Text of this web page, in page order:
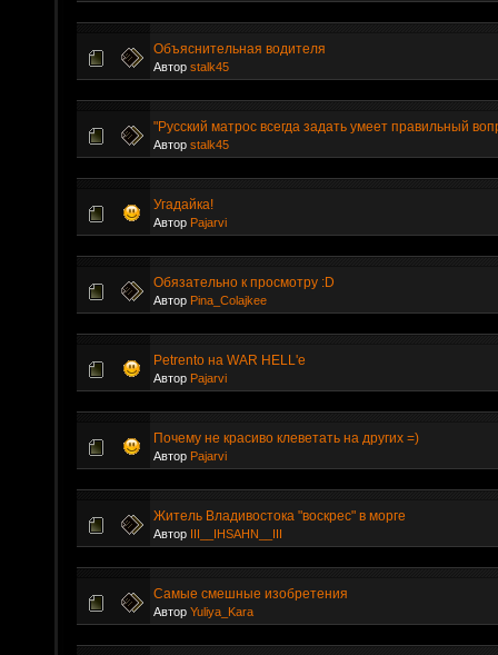
Объяснительная водителя
Автор stalk45
"Русский матрос всегда задать умеет правильный
Автор stalk45
Угадайка!
Автор Pajarvi
Обязательно к просмотру :D
Автор Pina_Colajkee
Petrento на WAR HELL'e
Автор Pajarvi
Почему не красиво клеветать на других =)
Автор Pajarvi
Житель Владивостока "воскрес" в морге
Автор III__IHSAHN__III
Самые смешные изобретения
Автор Yuliya_Kara